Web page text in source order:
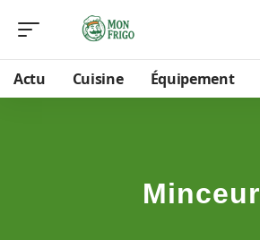
Actu Cuisine Équipement
Minceur